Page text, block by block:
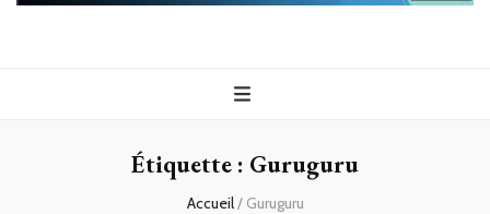
Raoul le
blog
Étiquette : Guruguru
Accueil/ Guruguru